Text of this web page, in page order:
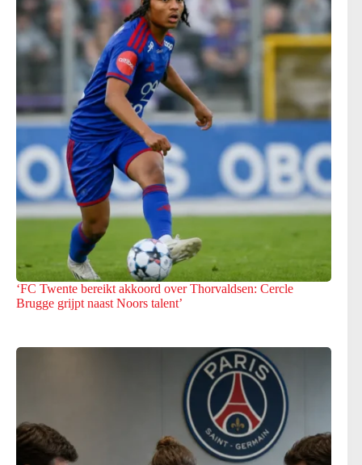
‘FC Twente bereikt akkoord over Thorvaldsen: Cercle
Brugge grijpt naast Noors talent’